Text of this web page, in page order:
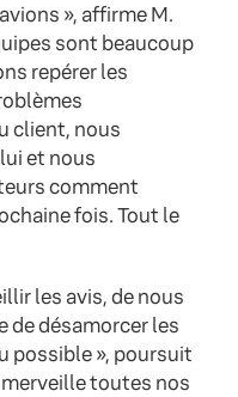
», affirme M.
sont beaucoup
repérer les
client, nous
et nous
comment
fois. Tout le
les avis, de nous
de désamorcer les
possible », poursuit
merveille toutes nos